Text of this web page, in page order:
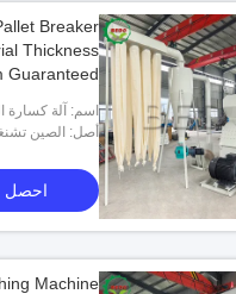
Thickness
Guaranteed
اسم: آلة
أصل: الصين
احصل
Machine